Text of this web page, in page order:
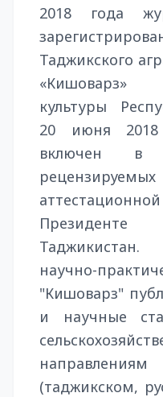
2018 года
Таджикского
«Кишоварз»
культуры
20 июня
включен в
научно-
"Кишоварз"
и научные
(таджикском,